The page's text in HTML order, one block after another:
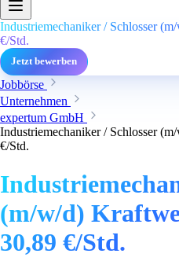
Industriemechaniker / Schlosser
€/Std.
Jetzt bewerben
Jobbörse
Unternehmen
expertum GmbH
Industriemechaniker / Schlosser
€/Std.
(m/w/d)
30,89 €/Std.